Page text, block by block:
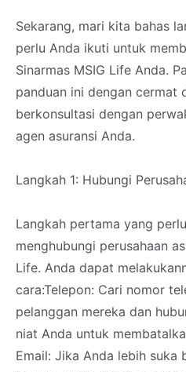
Sekarang, mari kita bahas
perlu Anda ikuti untuk
Sinarmas MSIG Life Anda.
panduan ini dengan cermat
berkonsultasi dengan
agen asuransi Anda.
Langkah 1: Hubungi
Langkah pertama yang
menghubungi perusahaan
Life. Anda dapat
cara:Telepon: Cari nomor
pelanggan mereka dan
niat Anda untuk
Email: Jika Anda lebih suka